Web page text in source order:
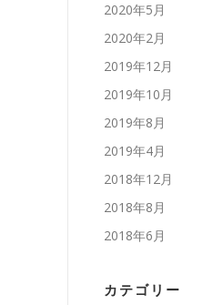
2020年5月
2020年2月
2019年12月
2019年10月
2019年8月
2019年4月
2018年12月
2018年8月
2018年6月
カテゴリー